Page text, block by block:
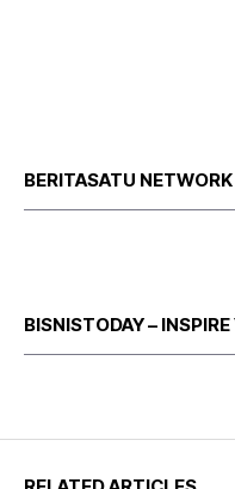
BERITASATU NETWORK
BISNISTODAY –